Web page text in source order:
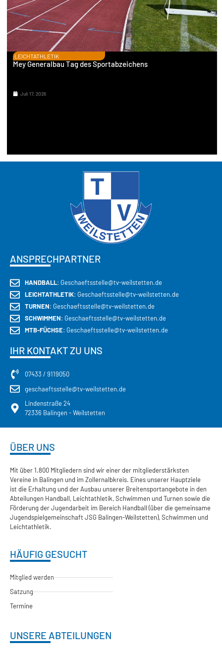
LEICHTATHLETIK
Mey Generalbau Tag des Sportabzeichens
Juli 17, 2026
ANSPRECHPARTNER
HANDBALL: Geschaeftsstelle@tv-weilstetten.de
LEICHTATHLETIK: Geschaeftsstelle@tv-weilstetten.de
TURNEN: Geschaeftsstelle@tv-weilstetten.de
SCHWIMMEN: Geschaeftsstelle@tv-weilstetten.de
MTB-FÜCHSE: Geschaeftsstelle@tv-weilstetten.de
IHR KONTAKT ZU UNS
07433 / 9119050
geschaeftsstelle@tv-weilstetten.de
Lindenstraße 24
72336 Balingen - Weilstetten
ÜBER UNS
Mit über 1.800 Mitgliedern sind wir einer der mitgliederstärksten
Vereine in Balingen und im Zollernalbkreis. Eines unserer Hauptziele
ist die Erhaltung und der Ausbau unserer Breitensportangebote in den
Abteilungen Handball, Leichtathletik, Schwimmen und Turnen sowie die
Förderung der Jugendarbeit im Bereich Handball (über die gemeinsame
Jugendspielgemeinschaft JSG Balingen-Weilstetten), Schwimmen und
Leichtathletik.
HÄUFIG GESUCHT
Mitglied werden
Satzung
Termine
UNSERE ABTEILUNGEN